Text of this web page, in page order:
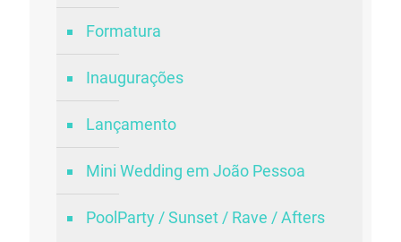
Formatura
Inaugurações
Lançamento
Mini Wedding em João Pessoa
PoolParty / Sunset / Rave / Afters